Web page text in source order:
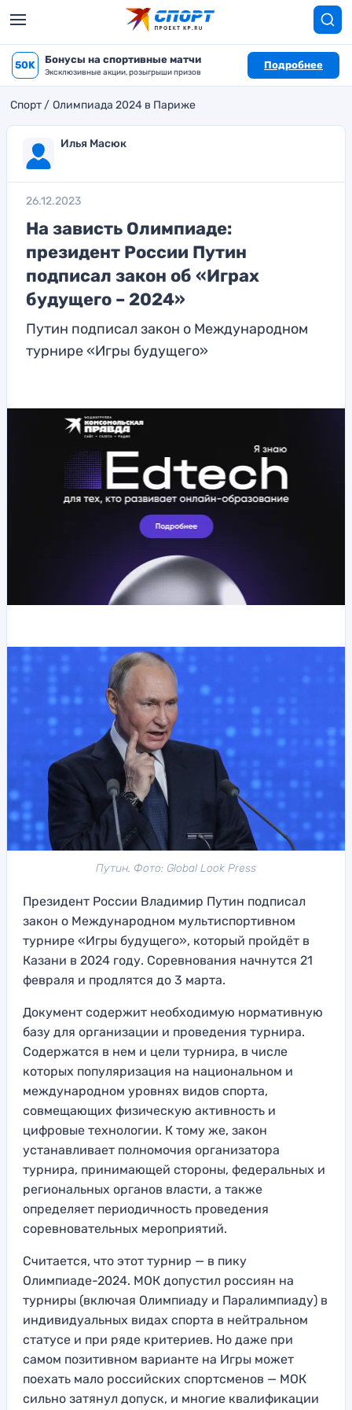
50K Бонусы на спортивные матчи
Эксклюзивные акции, розыгрыши призов
Подробнее
Спорт Олимпиада 2024 в Париже
Илья Масюк
26.12.2023
На зависть Олимпиаде:
президент России Путин
подписал закон об «Играх
будущего – 2024»
Путин подписал закон о Международном
турнире «Игры будущего»
Путин. Фото: Global Look Press
Президент России Владимир Путин подписал
закон о Международном мультиспортивном
турнире «Игры будущего», который пройдёт в
Казани в 2024 году. Соревнования начнутся 21
февраля и продлятся до 3 марта.
Документ содержит необходимую нормативную
базу для организации и проведения турнира.
Содержатся в нем и цели турнира, в числе
которых популяризация на национальном и
международном уровнях видов спорта,
совмещающих физическую активность и
цифровые технологии. К тому же, закон
устанавливает полномочия организатора
турнира, принимающей стороны, федеральных и
региональных органов власти, а также
определяет периодичность проведения
соревновательных мероприятий.
Считается, что этот турнир — в пику
Олимпиаде-2024. МОК допустил россиян на
турниры (включая Олимпиаду и Паралимпиаду) в
индивидуальных видах спорта в нейтральном
статусе и при ряде критериев. Но даже при
самом позитивном варианте на Игры может
поехать мало российских спортсменов — МОК
сильно затянул допуск, и многие квалификации